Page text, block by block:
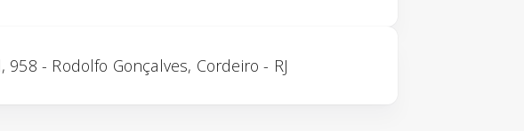
958 - Rodolfo Gonçalves, Cordeiro - RJ